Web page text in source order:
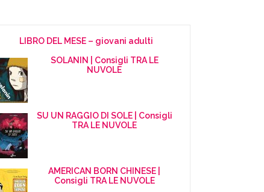
LIBRO DEL MESE – giovani adulti
SOLANIN | Consigli TRA LE
NUVOLE
SU UN RAGGIO DI SOLE | Consigli
TRA LE NUVOLE
AMERICAN BORN CHINESE |
Consigli TRA LE NUVOLE